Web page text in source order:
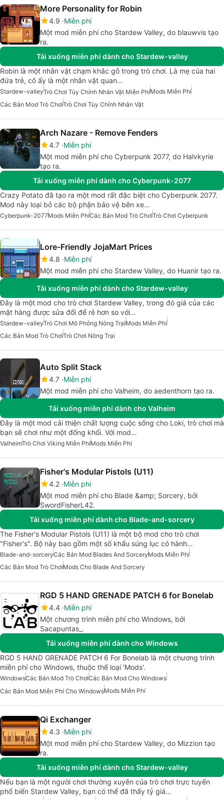
More Personality for Robin
4.9 Miễn phí
Một mod miễn phí cho Stardew Valley, do blauwvis tạo
ra.
Tải xuống miễn phí dành cho Stardew-valley
Robin là một nhân vật chạm khắc gỗ trong trò chơi. Là mẹ của hai
đứa trẻ, cô ấy là một nhân vật quan…
Stardew-valleyTrò Chơi Tùy Chỉnh Nhân Vật Miễn PhíMods Miễn Phí
Các Bản Mod Trò ChơiTrò Chơi Tùy Chỉnh Nhân Vật
Arch Nazare - Remove Fenders
4.7 Miễn phí
Một mod miễn phí cho Cyberpunk 2077, do Halvkyrie
tạo ra.
Tải xuống miễn phí dành cho Cyberpunk-2077
Crazy Potato đã tạo ra một mod rất đặc biệt cho Cyberpunk 2077.
Mod này loại bỏ các bộ phận bảo vệ bên xe…
Cyberpunk-2077Mods Miễn PhíCác Bản Mod Trò ChơiTrò Chơi Cyberpunk
Lore-Friendly JojaMart Prices
4.8 Miễn phí
Một mod miễn phí cho Stardew Valley, do Huanir tạo ra.
Tải xuống miễn phí dành cho Stardew-valley
Đây là một mod cho trò chơi Stardew Valley, trong đó giá của các
mặt hàng được sửa đổi để rẻ hơn so với…
Stardew-valleyTrò Chơi Mô Phỏng Nông TrạiMods Miễn Phí
Các Bản Mod Trò ChơiTrò Chơi Nông Trại
Auto Split Stack
4.7 Miễn phí
Một mod miễn phí cho Valheim, do aedenthorn tạo ra.
Tải xuống miễn phí dành cho Valheim
Đây là một mod cải thiện chất lượng cuộc sống cho Loki, trò chơi mà
bạn sẽ chơi như một đống khối. Với mod…
ValheimTrò Chơi Viking Miễn PhíMods Miễn Phí
Fisher's Modular Pistols (U11)
4.2 Miễn phí
Một mod miễn phí cho Blade &amp; Sorcery, bởi
SwordFisherL42.
Tải xuống miễn phí dành cho Blade-and-sorcery
The Fisher's Modular Pistols (U11) là một bộ mod cho trò chơi
"Fisher's". Bộ này bao gồm một số khẩu súng lục có hành…
Blade-and-sorceryCác Bản Mod Blades And SorceryMods Miễn Phí
Các Bản Mod Trò ChơiMods Cho Blade And Sorcery
RGD 5 HAND GRENADE PATCH 6 for Bonelab
4.4 Miễn phí
Một chương trình miễn phí cho Windows, bởi
Sacapuntas_.
Tải xuống miễn phí dành cho Windows
RGD 5 HAND GRENADE PATCH 6 For Bonelab là một chương trình
miễn phí cho Windows, thuộc thể loại 'Mods'.
WindowsCác Bản Mod Trò ChơiCác Bản Mod Cho Windows
Các Bản Mod Miễn Phí Cho WindowsMods Miễn Phí
Qi Exchanger
4.3 Miễn phí
Một mod miễn phí cho Stardew Valley, do Mizzion tạo
ra.
Tải xuống miễn phí dành cho Stardew-valley
Nếu bạn là một người chơi thường xuyên của trò chơi trực tuyến
phổ biến Stardew Valley, bạn có thể đã thấy tỷ giá…